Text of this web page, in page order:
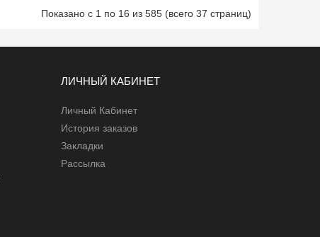
Показано с 1 по 16 из 585 (всего 37 страниц)
ЛИЧНЫЙ КАБИНЕТ
Личный Кабинет
История заказов
Закладки
Рассылка